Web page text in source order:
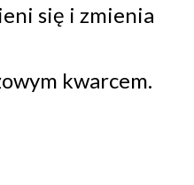
się i zmienia
kwarcem.